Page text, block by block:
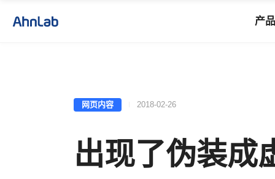
产品
网页内容 2018-02-26
出现了伪装成